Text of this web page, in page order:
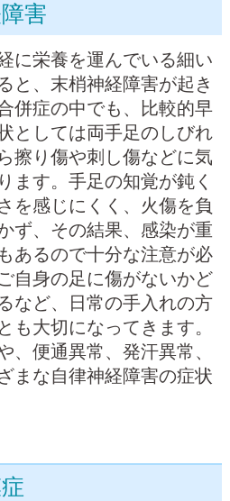
害
に栄養を運んでいる細い
と、末梢神経障害が起き
併症の中でも、比較的早
としては両手足のしびれ
擦り傷や刺し傷などに気
ます。手足の知覚が鈍く
を感じにくく、火傷を負
ず、その結果、感染が重
あるので十分な注意が必
自身の足に傷がないかど
など、日常の手入れの方
も大切になってきます。
、便通異常、発汗異常、
まな自律神経障害の症状